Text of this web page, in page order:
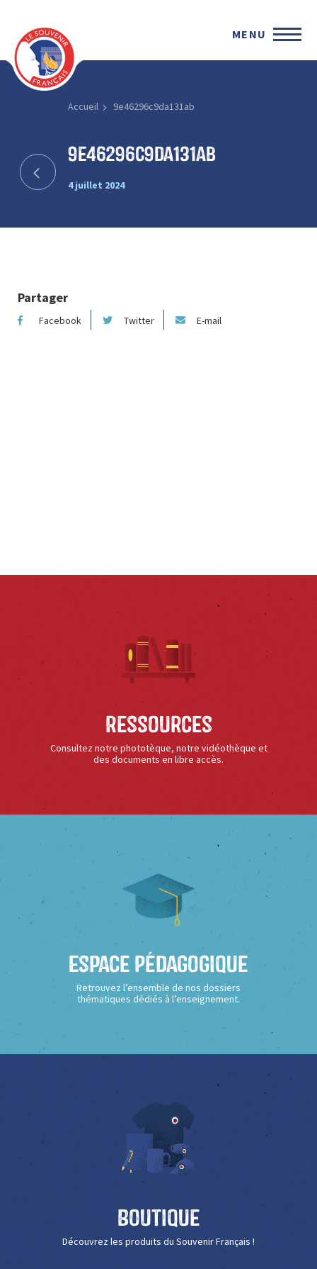
MENU
Accueil 9e46296c9da131ab
9e46296c9da131ab
4 juillet 2024
Partager
Facebook Twitter E-mail
Ressources
Consultez notre phototèque, notre vidéothèque et
des documents en libre accès.
Espace Pédagogique
Retrouvez l’ensemble de nos dossiers
thématiques dédiés à l’enseignement.
Boutique
Découvrez les produits du Souvenir Français !